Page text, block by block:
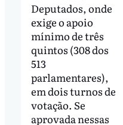
Deputados, onde
exige o apoio
mínimo de três
quintos (308 dos
513
parlamentares),
em dois turnos de
votação. Se
aprovada nessas